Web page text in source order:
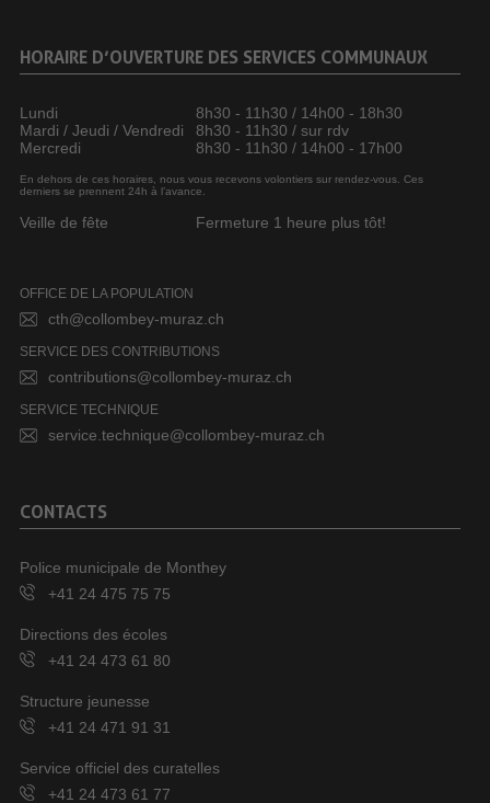
HORAIRE D’OUVERTURE DES SERVICES COMMUNAUX
Lundi
8h30 - 11h30 / 14h00 - 18h30
Mardi / Jeudi / Vendredi
8h30 - 11h30 / sur rdv
Mercredi
8h30 - 11h30 / 14h00 - 17h00
En dehors de ces horaires, nous vous recevons volontiers sur rendez-vous. Ces
derniers se prennent 24h à l’avance.
Veille de fête Fermeture 1 heure plus tôt!
OFFICE DE LA POPULATION
cth@collombey-muraz.ch
SERVICE DES CONTRIBUTIONS
contributions@collombey-muraz.ch
SERVICE TECHNIQUE
service.technique@collombey-muraz.ch
CONTACTS
Police municipale de Monthey
+41 24 475 75 75
Directions des écoles
+41 24 473 61 80
Structure jeunesse
+41 24 471 91 31
Service officiel des curatelles
+41 24 473 61 77